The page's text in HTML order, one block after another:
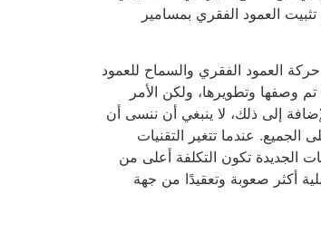
العمود الفقري بمسامير
العمود الفقري والسماح للعمود
وصفها وتطويرها، ولكن الأمر
إلى ذلك، لا ينبغي أن ننسى أن
عندما تتغير التقنيات
الجديدة تكون التكلفة أعلى من
أكثر صعوبة وتعقيدًا من جهة